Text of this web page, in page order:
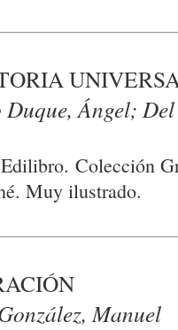
Duque, Ángel;
Colección
Muy ilustrado.
Manuel